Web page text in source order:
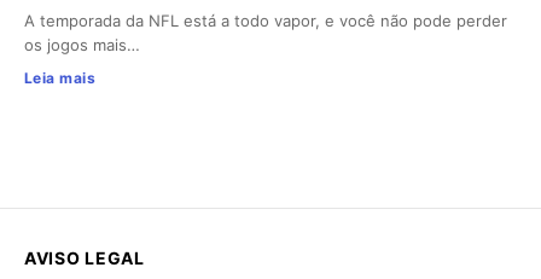
A temporada da NFL está a todo vapor, e você não pode perder
os jogos mais…
Leia mais
AVISO LEGAL